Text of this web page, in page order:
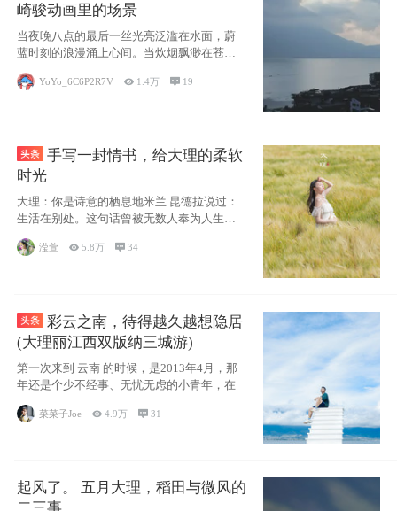
崎骏动画里的场景
当夜晚八点的最后一丝光亮泛滥在水面，蔚
蓝时刻的浪漫涌上心间。当炊烟飘渺在苍山
YoYo_6C6P2R7V  1.4万  19
手写一封情书，给大理的柔软
时光
大理：你是诗意的栖息地米兰 昆德拉说过：
生活在别处。这句话曾被无数人奉为人生信
条，并
滢萱 5.8万 34
彩云之南，待得越久越想隐居
(大理丽江西双版纳三城游)
第一次来到 云南 的时候，是2013年4月，那
年还是个少不经事、无忧无虑的小青年，在
菜菜子Joe 4.9万  31
起风了。 五月大理，稻田与微风的